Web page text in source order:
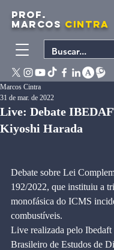
PROF.
MARCOS CINTRA
Live: Debate
Kiyoshi Harada
Marcos Cintra
31 de mar. de 2022
Debate sobre Lei
192/2022, que instituiu a
monofásica do ICMS
combustíveis.
Live realizada pelo
Brasileiro de Estudos de